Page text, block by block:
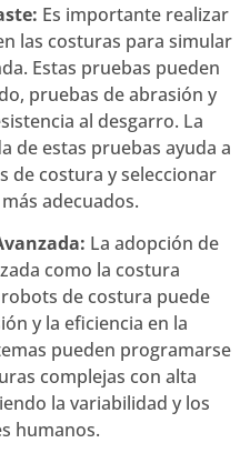
Es importante realizar
las costuras para simular
Estas pruebas pueden
pruebas de abrasión y
al desgarro. La
de estas pruebas ayuda a
de costura y seleccionar
adecuados.
La adopción de
como la costura
de costura puede
y la eficiencia en la
pueden programarse
complejas con alta
la variabilidad y los
humanos.